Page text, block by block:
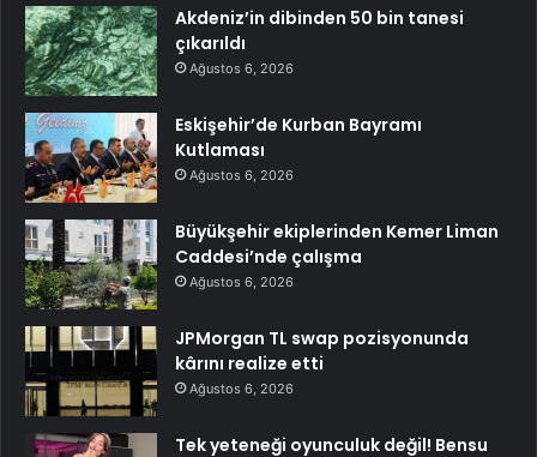
Akdeniz’in dibinden 50 bin tanesi
çıkarıldı
Ağustos 6, 2026
Eskişehir’de Kurban Bayramı
Kutlaması
Ağustos 6, 2026
Büyükşehir ekiplerinden Kemer Liman
Caddesi’nde çalışma
Ağustos 6, 2026
JPMorgan TL swap pozisyonunda
kârını realize etti
Ağustos 6, 2026
Tek yeteneği oyunculuk değil! Bensu